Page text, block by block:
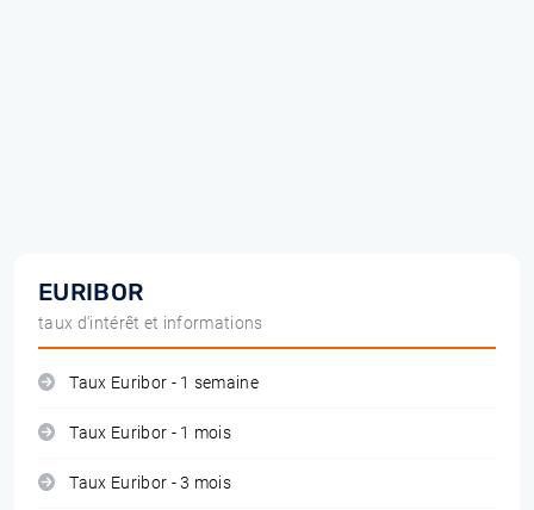
EURIBOR
taux d'intérêt et informations
Taux Euribor - 1 semaine
Taux Euribor - 1 mois
Taux Euribor - 3 mois